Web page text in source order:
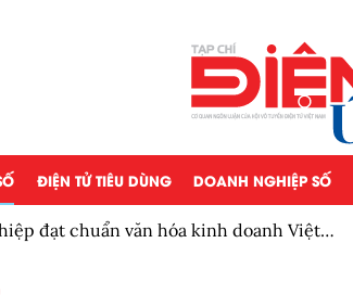
ĐIỆN TỬ TIÊU DÙNG DOANH NGHIỆP SỐ
đạt chuẩn văn hóa kinh doanh Việt